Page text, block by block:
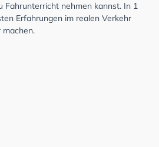
Fahrunterricht nehmen kannst. In 1
Erfahrungen im realen Verkehr
machen.